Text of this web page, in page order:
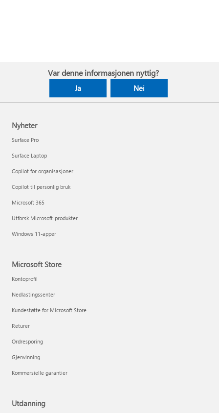
Var denne informasjonen nyttig?
Ja Nei
Nyheter
Surface Pro
Surface Laptop
Copilot for organisasjoner
Copilot til personlig bruk
Microsoft 365
Utforsk Microsoft-produkter
Windows 11-apper
Microsoft Store
Kontoprofil
Nedlastingssenter
Kundestøtte for Microsoft Store
Returer
Ordresporing
Gjenvinning
Kommersielle garantier
Utdanning